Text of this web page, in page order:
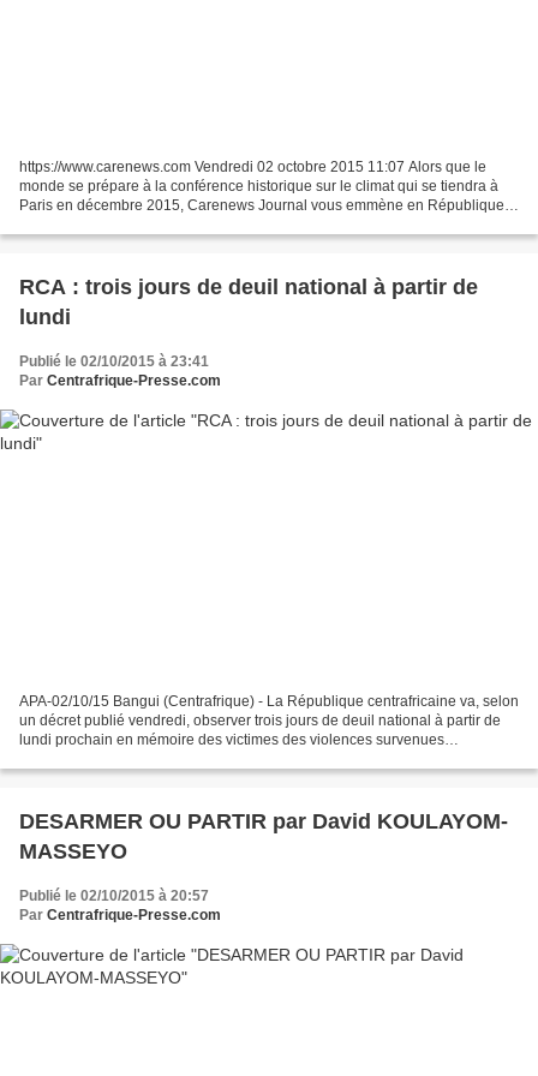
https://www.carenews.com Vendredi 02 octobre 2015 11:07 Alors que le
monde se prépare à la conférence historique sur le climat qui se tiendra à
Paris en décembre 2015, Carenews Journal vous emmène en République
RCA : trois jours de deuil national à partir de
lundi
Publié le 02/10/2015 à 23:41
Par Centrafrique-Presse.com
APA-02/10/15 Bangui (Centrafrique) - La République centrafricaine va, selon
un décret publié vendredi, observer trois jours de deuil national à partir de
lundi prochain en mémoire des victimes des violences survenues
DESARMER OU PARTIR par David KOULAYOM-
MASSEYO
Publié le 02/10/2015 à 20:57
Par Centrafrique-Presse.com